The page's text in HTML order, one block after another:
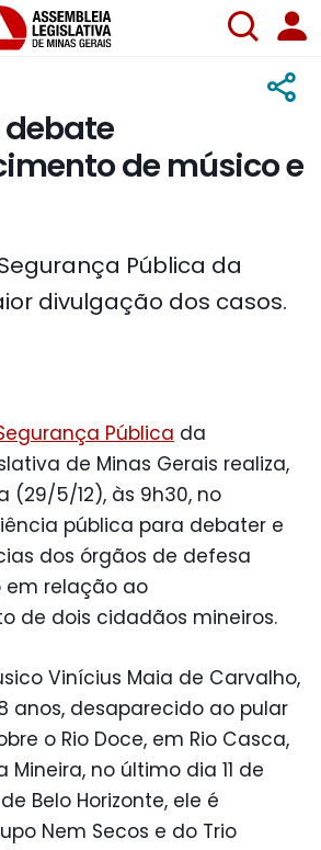
de músico e
Pública da
divulgação dos casos.
Pública da
de Minas Gerais realiza,
5/12), às 9h30, no
pública para debater e
dos órgãos de defesa
em relação ao
de dois cidadãos mineiros.
Vinícius Maia de Carvalho,
anos, desaparecido ao pular
o Rio Doce, em Rio Casca,
no último dia 11 de
Belo Horizonte, ele é
Nem Secos e do Trio